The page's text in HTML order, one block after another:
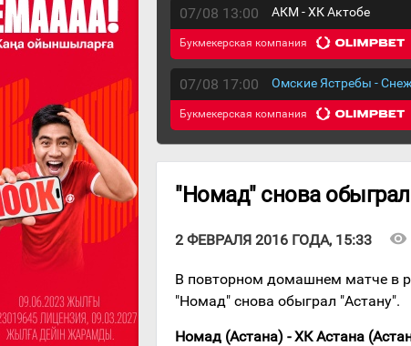
07/08 13:00 АКМ - ХК Актобе
Букмекерская компания
07/08 17:00 Омские Ястребы -
Букмекерская компания
"Номад" снова
2 ФЕВРАЛЯ 2016 ГОДА, 15:33 visibility
В повторном домашнем матче в
"Номад" снова обыграл "Астану".
Номад (Астана) - ХК Астана